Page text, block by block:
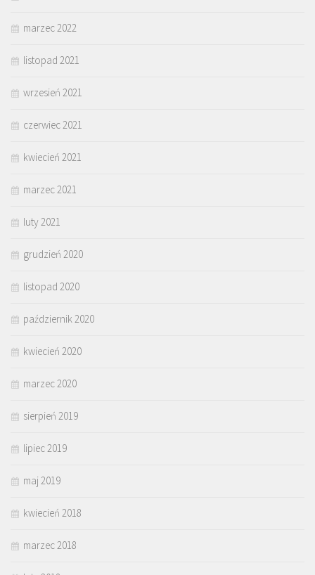
marzec 2022
listopad 2021
wrzesień 2021
czerwiec 2021
kwiecień 2021
marzec 2021
luty 2021
grudzień 2020
listopad 2020
październik 2020
kwiecień 2020
marzec 2020
sierpień 2019
lipiec 2019
maj 2019
kwiecień 2018
marzec 2018